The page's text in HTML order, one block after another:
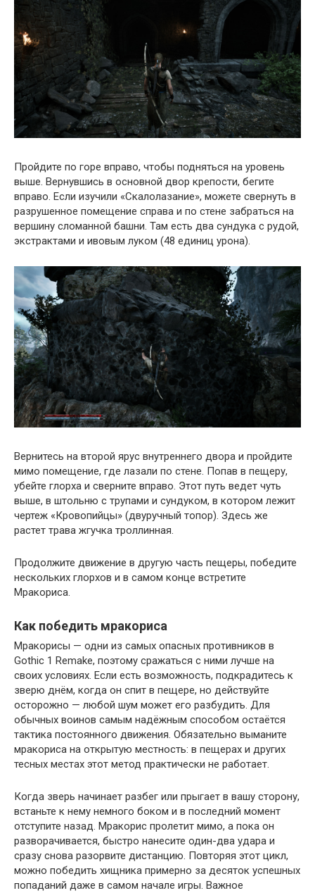
Пройдите по горе вправо, чтобы подняться на уровень
выше. Вернувшись в основной двор крепости, бегите
вправо. Если изучили «Скалолазание», можете свернуть в
разрушенное помещение справа и по стене забраться на
вершину сломанной башни. Там есть два сундука с рудой,
экстрактами и ивовым луком (48 единиц урона).
Вернитесь на второй ярус внутреннего двора и пройдите
мимо помещение, где лазали по стене. Попав в пещеру,
убейте глорха и сверните вправо. Этот путь ведет чуть
выше, в штольню с трупами и сундуком, в котором лежит
чертеж «Кровопийцы» (двуручный топор). Здесь же
растет трава жгучка троллинная.
Продолжите движение в другую часть пещеры, победите
нескольких глорхов и в самом конце встретите
Мракориса.
Как победить мракориса
Мракорисы — одни из самых опасных противников в
Gothic 1 Remake, поэтому сражаться с ними лучше на
своих условиях. Если есть возможность, подкрадитесь к
зверю днём, когда он спит в пещере, но действуйте
осторожно — любой шум может его разбудить. Для
обычных воинов самым надёжным способом остаётся
тактика постоянного движения. Обязательно выманите
мракориса на открытую местность: в пещерах и других
тесных местах этот метод практически не работает.
Когда зверь начинает разбег или прыгает в вашу сторону,
встаньте к нему немного боком и в последний момент
отступите назад. Мракорис пролетит мимо, а пока он
разворачивается, быстро нанесите один-два удара и
сразу снова разорвите дистанцию. Повторяя этот цикл,
можно победить хищника примерно за десяток успешных
попаданий даже в самом начале игры. Важное